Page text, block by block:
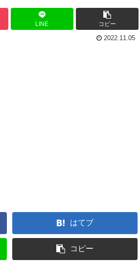
LINE コピー
2022.11.05
はてブ
コピー